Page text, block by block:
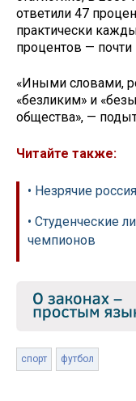
ответили 47
практически
процентов —
«Иными словами,
«безликим» и
общества», —
Читайте также:
• Незрячие
• Студенческие
чемпионов
спорт футбол